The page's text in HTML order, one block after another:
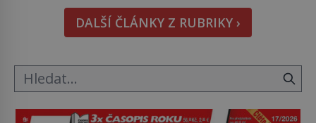
pravdu na padrť a prohlásit, že to byl jen životem
unavený a drogou ovládaný muž? Marcus Aurelius
byl zastáncem stoicismu, učení, […]
DALŠÍ ČLÁNKY Z RUBRIKY ›